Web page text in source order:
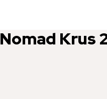
Nomad Krus